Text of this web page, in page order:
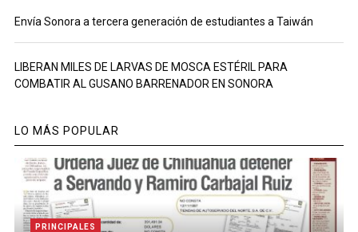
Envía Sonora a tercera generación de estudiantes a Taiwán
LIBERAN MILES DE LARVAS DE MOSCA ESTÉRIL PARA
COMBATIR AL GUSANO BARRENADOR EN SONORA
LO MÁS POPULAR
PRINCIPALES